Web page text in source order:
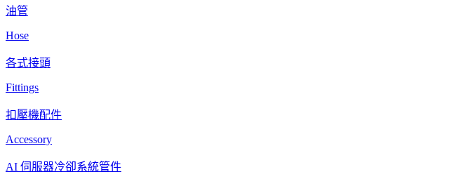
油管
Hose
各式接頭
Fittings
扣壓機配件
Accessory
AI 伺服器冷卻系統管件